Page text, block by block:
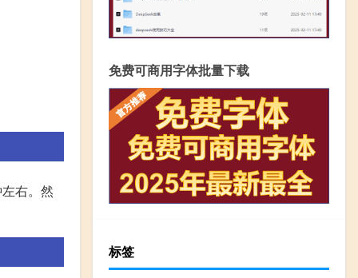
右。然
免费可商用字体批量下载
标签